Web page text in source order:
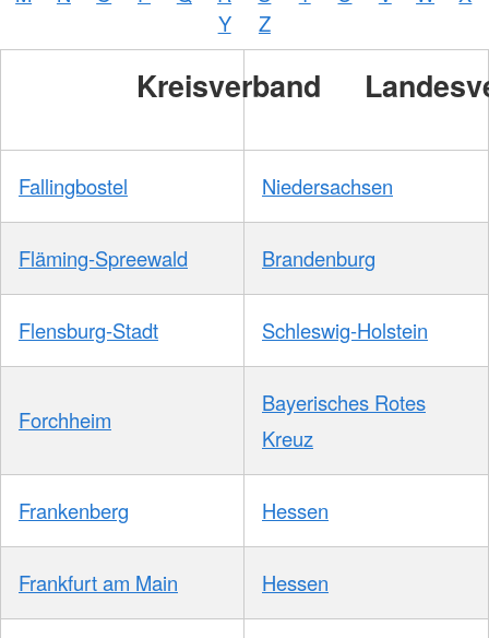
Y
Z
Kreisverband
Fallingbostel Niedersachsen
Fläming-Spreewald Brandenburg
Flensburg-Stadt Schleswig-Holstein
Forchheim
Bayerisches Rotes
Kreuz
Frankenberg Hessen
Frankfurt am Main Hessen